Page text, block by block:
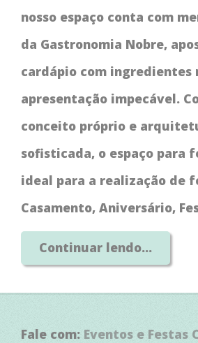
nosso espaço conta com
da Gastronomia Nobre,
cardápio com ingredientes
apresentação impecável.
conceito próprio e
sofisticada, o espaço para
ideal para a realização de
Casamento, Aniversário,
e Corporativo. Entre em
agende uma degustação e
nossa casa. A sua festa
Continuar lendo...
Fale com: Eventos e Festas